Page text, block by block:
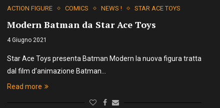
ACTION FIGURE COMICS NEWS ! STAR ACE TOYS
Modern Batman da Star Ace Toys
4 Giugno 2021
Star Ace Toys presenta Batman Modern la nuova figura tratta
dal film d’animazione Batman…
Read more